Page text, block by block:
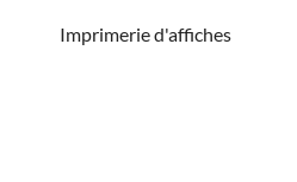
Imprimerie d'affiches